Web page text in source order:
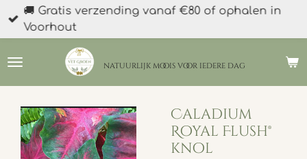
Ga
direct
de
natuurlijk moois voor iedere dag
🚚 Gratis verzending vanaf €80 of ophalen in
Voorhout
Caladium
Royal Flush®
knol